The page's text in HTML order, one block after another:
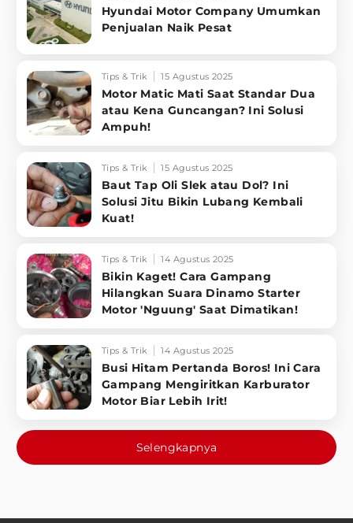
Hyundai Motor Company Umumkan
Penjualan Naik Pesat
Tips & Trik 15 Agustus 2025
Motor Matic Mati Saat Standar Dua
atau Kena Guncangan? Ini Solusi
Ampuh!
Tips & Trik 15 Agustus 2025
Baut Tap Oli Slek atau Dol? Ini
Solusi Jitu Bikin Lubang Kembali
Kuat!
Tips & Trik 14 Agustus 2025
Bikin Kaget! Cara Gampang
Hilangkan Suara Dinamo Starter
Motor 'Nguung' Saat Dimatikan!
Tips & Trik 14 Agustus 2025
Busi Hitam Pertanda Boros! Ini Cara
Gampang Mengiritkan Karburator
Motor Biar Lebih Irit!
Selengkapnya